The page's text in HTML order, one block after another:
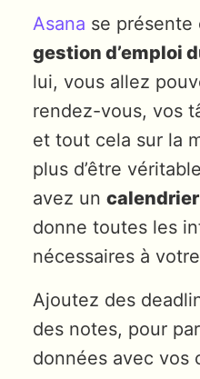
Asana se présente
gestion d’emploi
lui, vous allez
rendez-vous, vos
et tout cela sur la
plus d’être
avez un
donne toutes les
nécessaires à
Ajoutez des
des notes, pour
données avec vos